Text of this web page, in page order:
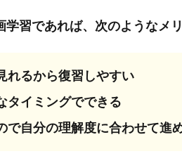
習であれば、次のようなメ
れるから復習しやすい
タイミングでできる
で自分の理解度に合わせて進